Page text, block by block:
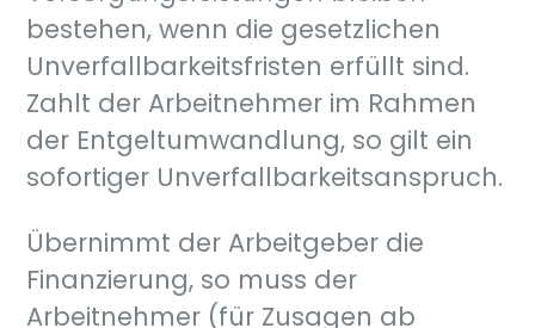
bestehen, wenn die gesetzlichen
Unverfallbarkeitsfristen erfüllt sind.
Zahlt der Arbeitnehmer im Rahmen
der Entgeltumwandlung, so gilt ein
sofortiger Unverfallbarkeitsanspruch.
Übernimmt der Arbeitgeber die
Finanzierung, so muss der
Arbeitnehmer (für Zusagen ab